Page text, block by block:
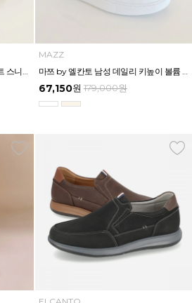
MAZZ
67,150원 179,000원